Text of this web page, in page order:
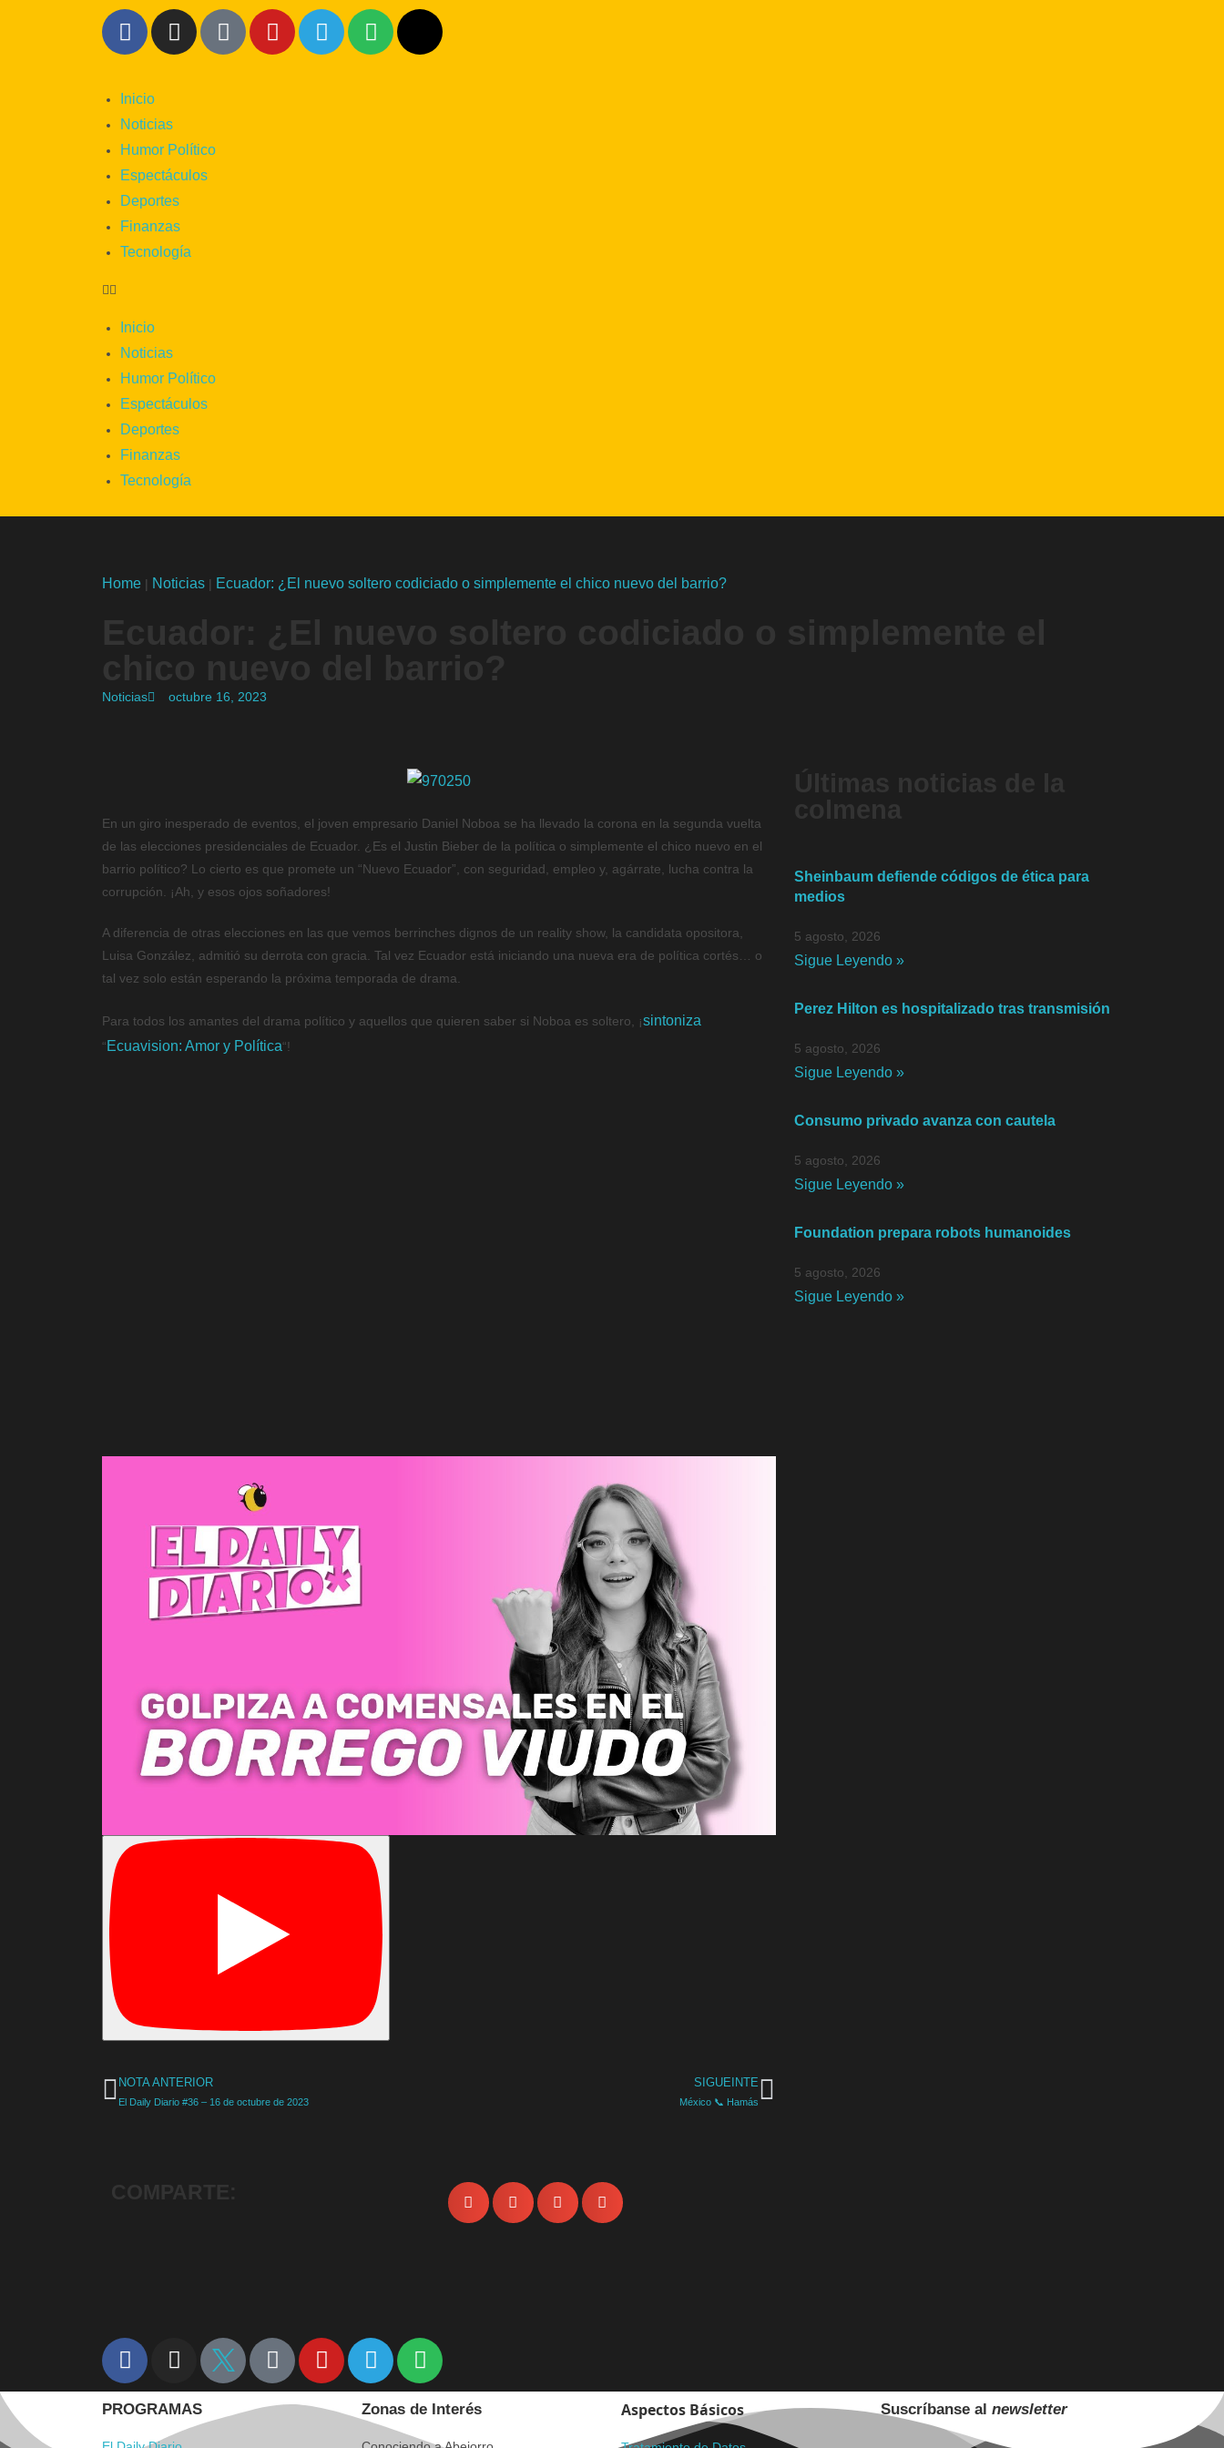
Inicio
Noticias
Humor Político
Espectáculos
Deportes
Finanzas
Tecnología
Inicio
Noticias
Humor Político
Espectáculos
Deportes
Finanzas
Tecnología
Home | Noticias | Ecuador: ¿El nuevo soltero codiciado o simplemente el chico nuevo del barrio?
Noticias octubre 16, 2023
En un giro inesperado de eventos, el joven empresario Daniel Noboa se ha llevado la corona en la segunda vuelta
de las elecciones presidenciales de Ecuador. ¿Es el Justin Bieber de la política o simplemente el chico nuevo en el
barrio político? Lo cierto es que promete un “Nuevo Ecuador”, con seguridad, empleo y, agárrate, lucha contra la
corrupción. ¡Ah, y esos ojos soñadores!
A diferencia de otras elecciones en las que vemos berrinches dignos de un reality show, la candidata opositora,
Luisa González, admitió su derrota con gracia. Tal vez Ecuador está iniciando una nueva era de política cortés… o
tal vez solo están esperando la próxima temporada de drama.
Para todos los amantes del drama político y aquellos que quieren saber si Noboa es soltero, ¡sintoniza
“Ecuavision: Amor y Política“!
NOTA ANTERIOR
El Daily Diario #36 – 16 de octubre de 2023
SIGUEINTE
México 📞 Hamás
Sheinbaum defiende códigos de ética para
medios
5 agosto, 2026
Sigue Leyendo »
Perez Hilton es hospitalizado tras transmisión
5 agosto, 2026
Sigue Leyendo »
Consumo privado avanza con cautela
5 agosto, 2026
Sigue Leyendo »
Foundation prepara robots humanoides
5 agosto, 2026
Sigue Leyendo »
PROGRAMAS Zonas de Interés Aspectos Básicos Suscríbanse al newsletter